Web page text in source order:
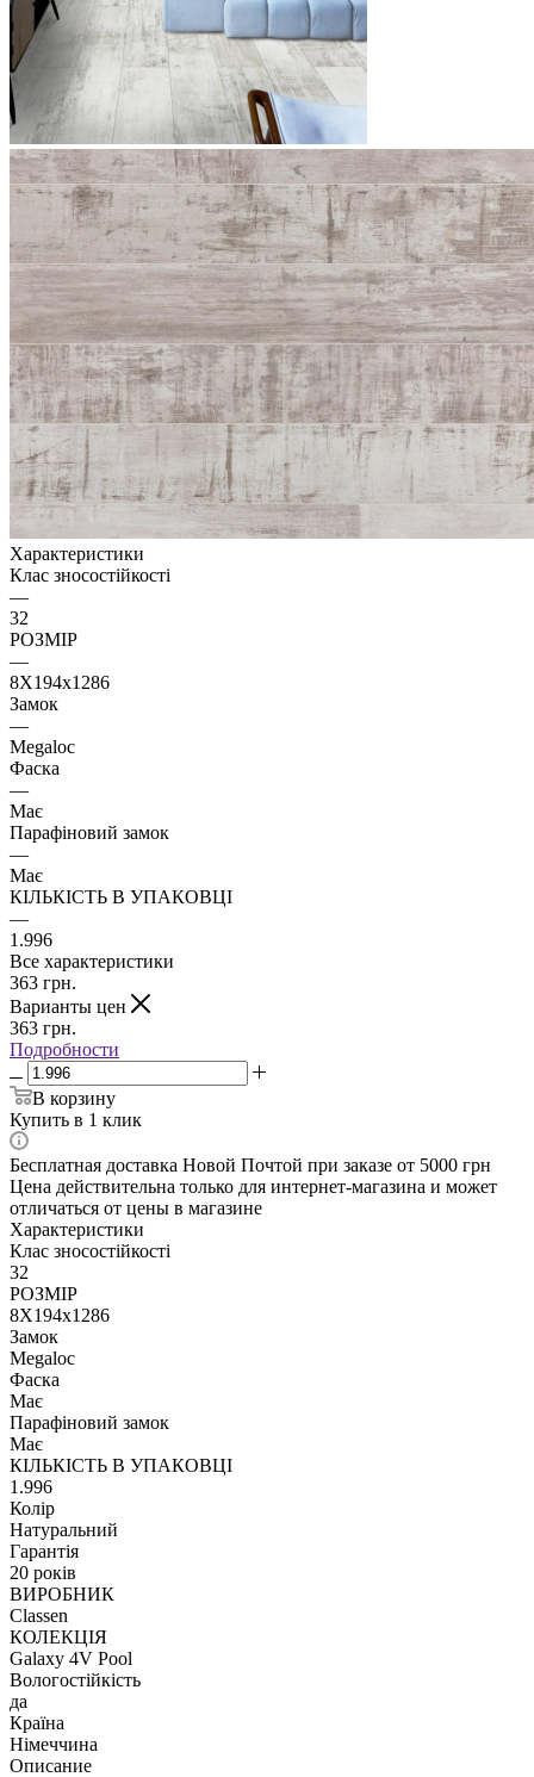
Характеристики
Клас зносостійкості
—
32
РОЗМІР
—
8X194x1286
Замок
—
Megaloc
Фаска
—
Має
Парафіновий замок
—
Має
КІЛЬКІСТЬ В УПАКОВЦІ
—
1.996
Все характеристики
363 грн.
Варианты цен
363 грн.
Подробности
В корзину
Купить в 1 клик
Бесплатная доставка Новой Почтой при заказе от 5000 грн
Цена действительна только для интернет-магазина и может
отличаться от цены в магазине
Характеристики
Клас зносостійкості
32
РОЗМІР
8X194x1286
Замок
Megaloc
Фаска
Має
Парафіновий замок
Має
КІЛЬКІСТЬ В УПАКОВЦІ
1.996
Колір
Натуральний
Гарантія
20 років
ВИРОБНИК
Classen
КОЛЕКЦІЯ
Galaxy 4V Pool
Вологостійкість
да
Країна
Німеччина
Описание